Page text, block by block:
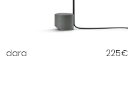
dara 225€